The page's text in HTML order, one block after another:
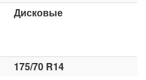
Дисковые
175/70 R14